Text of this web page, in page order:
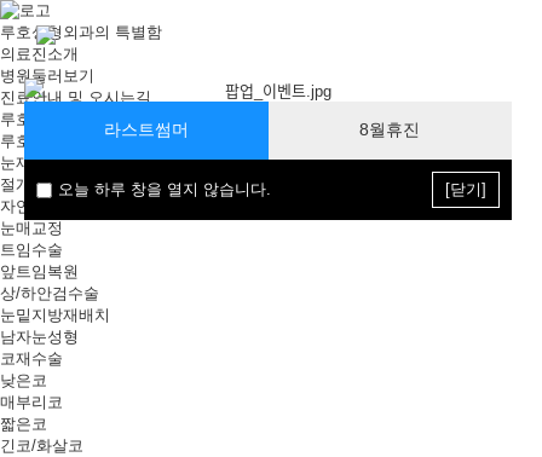
라스트썸머 8월휴진
오늘 하루 창을 열지 않습니다. [닫기]
루호성형외과의 특별함
의료진소개
병원둘러보기
진료안내 및 오시는길
루호언론보도
루호미디어
눈재수술
절개법
자연유착법
눈매교정
트임수술
앞트임복원
상/하안검수술
눈밑지방재배치
남자눈성형
코재수술
낮은코
매부리코
짧은코
긴코/화살코